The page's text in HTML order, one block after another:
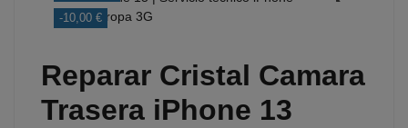
-10,00 €
Reparar Cristal Camara
Trasera iPhone 13